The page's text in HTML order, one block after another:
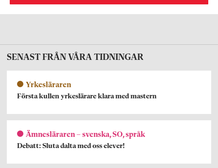
SENAST FRÅN VÅRA TIDNINGAR
Yrkesläraren
Första kullen yrkeslärare klara med mastern
Ämnesläraren – svenska, SO, språk
Debatt: Sluta dalta med oss elever!